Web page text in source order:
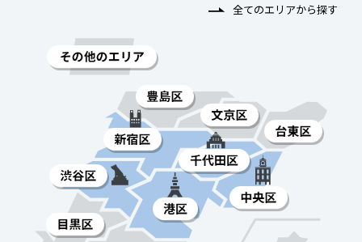
全てのエリアから探す